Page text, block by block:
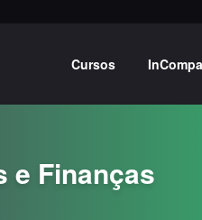
Cursos
e Finanças